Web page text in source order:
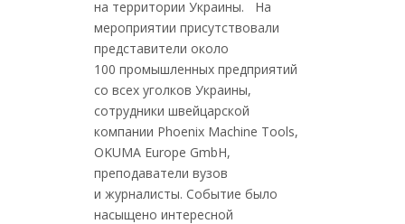
на территории Украины. На
мероприятии присутствовали
представители около
100 промышленных предприятий
со всех уголков Украины,
сотрудники швейцарской
компании Phoenix Machine Tools,
OKUMA Europe GmbH,
преподаватели вузов
и журналисты. Событие было
насыщено интересной